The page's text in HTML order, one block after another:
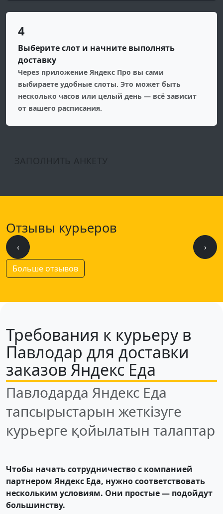
4
Выберите слот и начните выполнять
доставку
Через приложение Яндекс Про вы сами
выбираете удобные слоты. Это может быть
несколько часов или целый день — всё зависит
от вашего расписания.
ЗАПОЛНИТЬ АНКЕТУ
Отзывы курьеров
‹
›
Больше отзывов
Требования к курьеру в
Павлодар для доставки
заказов Яндекс Еда
Павлодарда Яндекс Еда
тапсырыстарын жеткізуге
курьерге қойылатын талаптар
Чтобы начать сотрудничество с компанией
партнером Яндекс Еда, нужно соответствовать
нескольким условиям. Они простые — подойдут
большинству.